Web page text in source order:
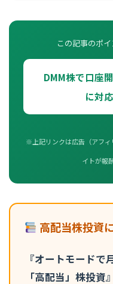
この記事のポ
DMM株で口座
に対
※上記リンクは広告（アフィ
イトが報
高配当株投資
『オートモード
「高配当」株投